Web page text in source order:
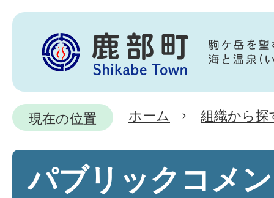
現在の位置 ホーム 組織から探
パブリックコメ